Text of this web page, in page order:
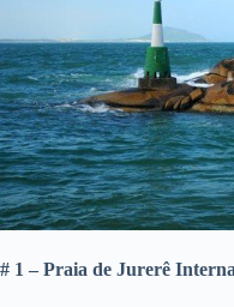
# 1 – Praia de Jurerê